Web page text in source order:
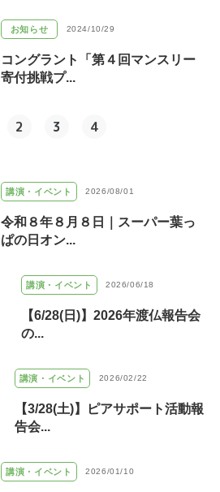
お知らせ 2024/10/29
コングラント「第４回マンスリー
寄付挑戦プ...
2 3 4
講演・イベント 2026/08/01
令和８年８月８日｜スーパー葉っ
ぱの日オン...
講演・イベント 2026/06/18
【6/28(日)】2026年渡仏報告会
の...
講演・イベント 2026/02/22
【3/28(土)】ピアサポート活動報
告会...
講演・イベント 2026/01/10